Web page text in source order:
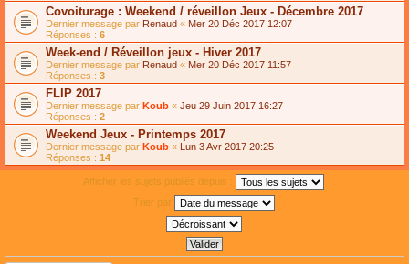
Covoiturage : Weekend / réveillon Jeux - Décembre 2017
Dernier message par Renaud « Mer 20 Déc 2017 12:07
Réponses : 6
Week-end / Réveillon jeux - Hiver 2017
Dernier message par Renaud « Mer 20 Déc 2017 11:57
Réponses : 3
FLIP 2017
Dernier message par Koub « Jeu 29 Juin 2017 16:27
Réponses : 2
Weekend Jeux - Printemps 2017
Dernier message par Koub « Lun 3 Avr 2017 20:25
Réponses : 14
Afficher les sujets publiés depuis :
Trier par